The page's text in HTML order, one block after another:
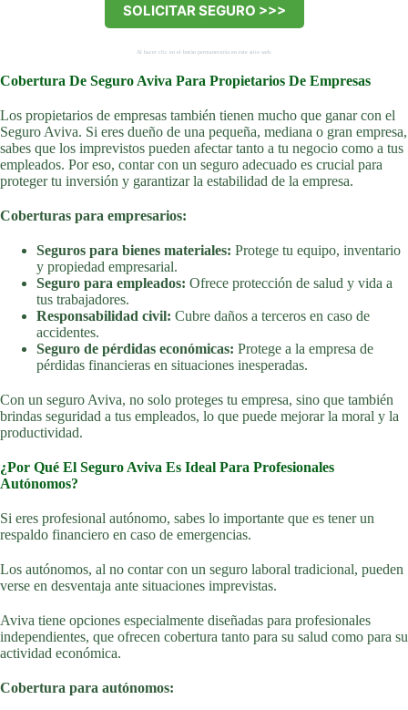
SOLICITAR SEGURO >>>
Al hacer clic en el botón permanecerás en este sitio web.
Cobertura De Seguro Aviva Para Propietarios De Empresas
Los propietarios de empresas también tienen mucho que ganar con el
Seguro Aviva. Si eres dueño de una pequeña, mediana o gran empresa,
sabes que los imprevistos pueden afectar tanto a tu negocio como a tus
empleados. Por eso, contar con un seguro adecuado es crucial para
proteger tu inversión y garantizar la estabilidad de la empresa.
Coberturas para empresarios:
Seguros para bienes materiales: Protege tu equipo, inventario
y propiedad empresarial.
Seguro para empleados: Ofrece protección de salud y vida a
tus trabajadores.
Responsabilidad civil: Cubre daños a terceros en caso de
accidentes.
Seguro de pérdidas económicas: Protege a la empresa de
pérdidas financieras en situaciones inesperadas.
Con un seguro Aviva, no solo proteges tu empresa, sino que también
brindas seguridad a tus empleados, lo que puede mejorar la moral y la
productividad.
¿Por Qué El Seguro Aviva Es Ideal Para Profesionales
Autónomos?
Si eres profesional autónomo, sabes lo importante que es tener un
respaldo financiero en caso de emergencias.
Los autónomos, al no contar con un seguro laboral tradicional, pueden
verse en desventaja ante situaciones imprevistas.
Aviva tiene opciones especialmente diseñadas para profesionales
independientes, que ofrecen cobertura tanto para su salud como para su
actividad económica.
Cobertura para autónomos: